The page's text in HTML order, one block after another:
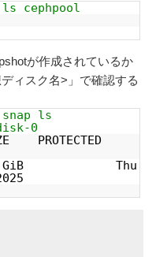
cephpool
が作成されているか
ィスク名>」で確認する
ls
0
PROTECTED
GiB Thu